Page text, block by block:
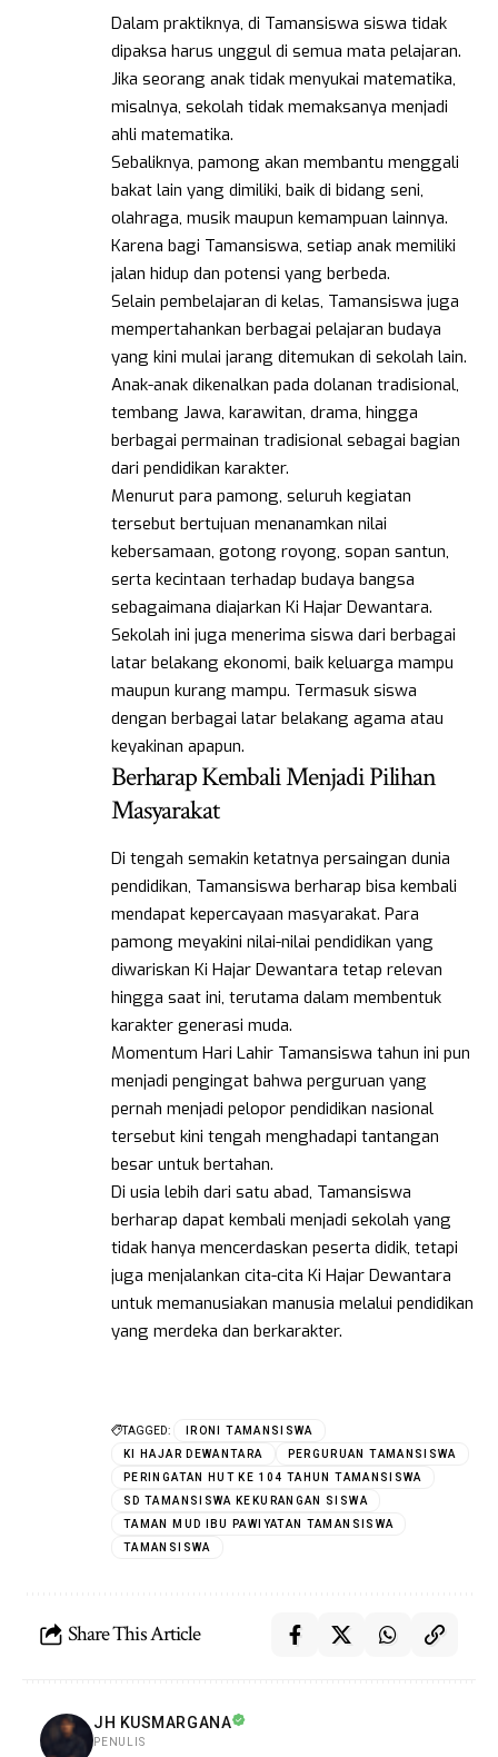
Dalam praktiknya, di Tamansiswa siswa tidak
dipaksa harus unggul di semua mata pelajaran.
Jika seorang anak tidak menyukai matematika,
misalnya, sekolah tidak memaksanya menjadi
ahli matematika.
Sebaliknya, pamong akan membantu menggali
bakat lain yang dimiliki, baik di bidang seni,
olahraga, musik maupun kemampuan lainnya.
Karena bagi Tamansiswa, setiap anak memiliki
jalan hidup dan potensi yang berbeda.
Selain pembelajaran di kelas, Tamansiswa juga
mempertahankan berbagai pelajaran budaya
yang kini mulai jarang ditemukan di sekolah lain.
Anak-anak dikenalkan pada dolanan tradisional,
tembang Jawa, karawitan, drama, hingga
berbagai permainan tradisional sebagai bagian
dari pendidikan karakter.
Menurut para pamong, seluruh kegiatan
tersebut bertujuan menanamkan nilai
kebersamaan, gotong royong, sopan santun,
serta kecintaan terhadap budaya bangsa
sebagaimana diajarkan Ki Hajar Dewantara.
Sekolah ini juga menerima siswa dari berbagai
latar belakang ekonomi, baik keluarga mampu
maupun kurang mampu. Termasuk siswa
dengan berbagai latar belakang agama atau
keyakinan apapun.
Berharap Kembali Menjadi Pilihan
Masyarakat
Di tengah semakin ketatnya persaingan dunia
pendidikan, Tamansiswa berharap bisa kembali
mendapat kepercayaan masyarakat. Para
pamong meyakini nilai-nilai pendidikan yang
diwariskan Ki Hajar Dewantara tetap relevan
hingga saat ini, terutama dalam membentuk
karakter generasi muda.
Momentum Hari Lahir Tamansiswa tahun ini pun
menjadi pengingat bahwa perguruan yang
pernah menjadi pelopor pendidikan nasional
tersebut kini tengah menghadapi tantangan
besar untuk bertahan.
Di usia lebih dari satu abad, Tamansiswa
berharap dapat kembali menjadi sekolah yang
tidak hanya mencerdaskan peserta didik, tetapi
juga menjalankan cita-cita Ki Hajar Dewantara
untuk memanusiakan manusia melalui pendidikan
yang merdeka dan berkarakter.
TAGGED:
IRONI TAMANSISWA
KI HAJAR DEWANTARA
PERGURUAN TAMANSISWA
PERINGATAN HUT KE 104 TAHUN TAMANSISWA
SD TAMANSISWA KEKURANGAN SISWA
TAMAN MUD IBU PAWIYATAN TAMANSISWA
TAMANSISWA
Share This Article
JH KUSMARGANA
PENULIS